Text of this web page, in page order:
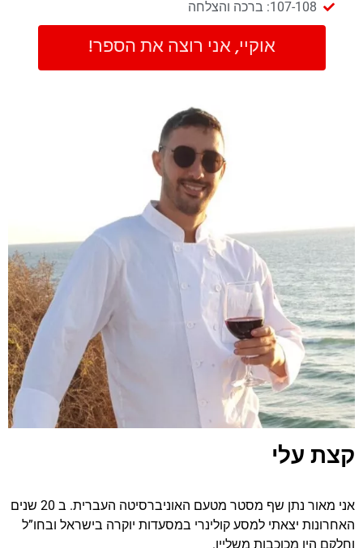
107-108: ברכה והצלחה
אוקיי, אני רוצה את הספר!
קצת עלי
אני מאור נתן שף מסטר מטעם האוניברסיטה העברית. ב 20 שנים
האחרונות יצאתי למסע קולינרי במסעדות יוקרה בישראל ובחו”ל
וחלקם היו מכוכבות משליין.